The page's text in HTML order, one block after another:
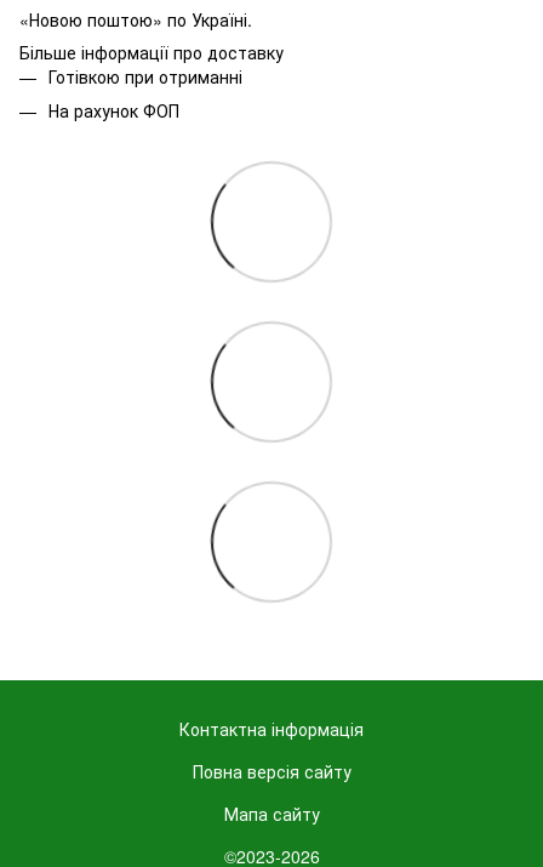
«Новою поштою» по Україні.
Більше інформації про доставку
Готівкою при отриманні
На рахунок ФОП
Контактна інформація
Повна версія сайту
Мапа сайту
©2023-2026